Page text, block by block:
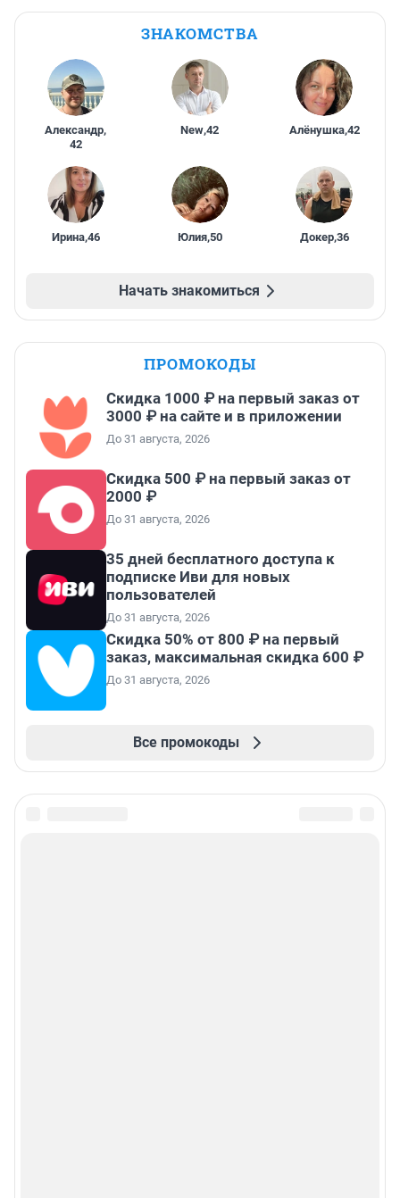
ЗНАКОМСТВА
Александр,
42
New,42 Алёнушка,42
Ирина,46 Юлия,50 Докер,36
Начать знакомиться
ПРОМОКОДЫ
Скидка 1000 ₽ на первый заказ от
3000 ₽ на сайте и в приложении
До 31 августа, 2026
Скидка 500 ₽ на первый заказ от
2000 ₽
До 31 августа, 2026
35 дней бесплатного доступа к
подписке Иви для новых
пользователей
До 31 августа, 2026
Скидка 50% от 800 ₽ на первый
заказ, максимальная скидка 600 ₽
До 31 августа, 2026
Все промокоды